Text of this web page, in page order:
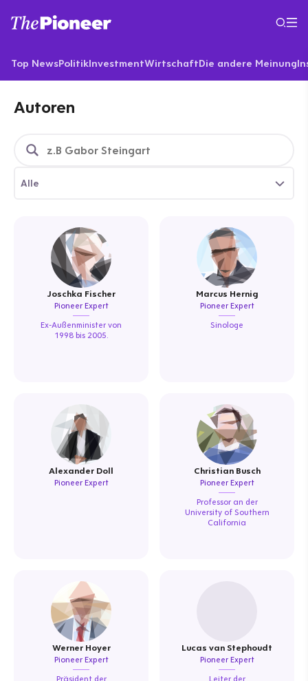
Top NewsPolitikInvestmentWirtschaftDie andere Meinung
Autoren
Alle
Joschka Fischer
Pioneer Expert
Ex-Außenminister von
1998 bis 2005.
Marcus Hernig
Pioneer Expert
Sinologe
Alexander Doll
Pioneer Expert
Christian Busch
Pioneer Expert
Professor an der
University of Southern
California
Werner Hoyer
Pioneer Expert
Präsident der
Lucas van Stephoudt
Pioneer Expert
Leiter der